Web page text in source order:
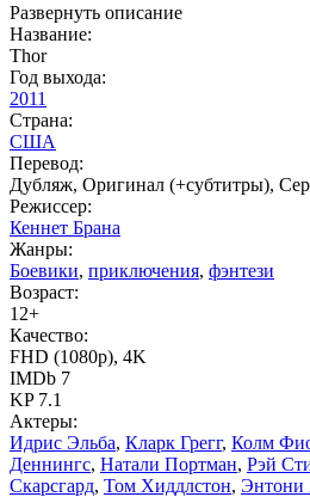
Развернуть описание
Название:
Thor
Год выхода:
2011
Страна:
США
Перевод:
Дубляж, Оригинал (+субтитры),
Режиссер:
Кеннет Брана
Жанры:
Боевики, приключения, фэнтези
Возраст:
12+
Качество:
FHD (1080p), 4K
IMDb 7
KP 7.1
Актеры:
Идрис Эльба, Кларк Грегг, Колм
Деннингс, Натали Портман, Рэй
Скарсгард, Том Хиддлстон, Энтони